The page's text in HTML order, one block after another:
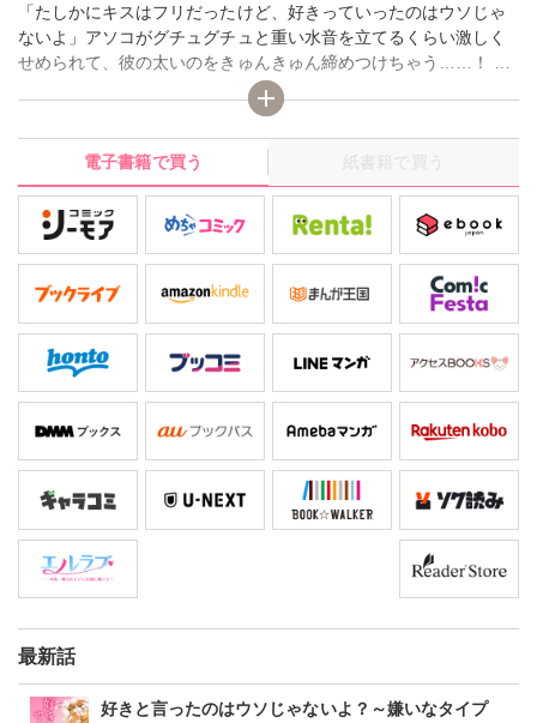
「たしかにキスはフリだったけど、好きっていったのはウソじゃ
ないよ」アソコがグチュグチュと重い水音を立てるくらい激しく
せめられて、彼の太いのをきゅんきゅん締めつけちゃう……！ ス
トーカーをごまかすため、同じ店でバイトしてる嫌いなタイプの
高取と、つき合ってるフリをすることになった私。「敵を欺くに
はまず味方から」って、バイト先の同僚にも私たちがつきあって
いるといいふらし、キスまでされて――？
電子書籍で買う 紙書籍で買う
最新話
好きと言ったのはウソじゃないよ？～嫌いなタイプ